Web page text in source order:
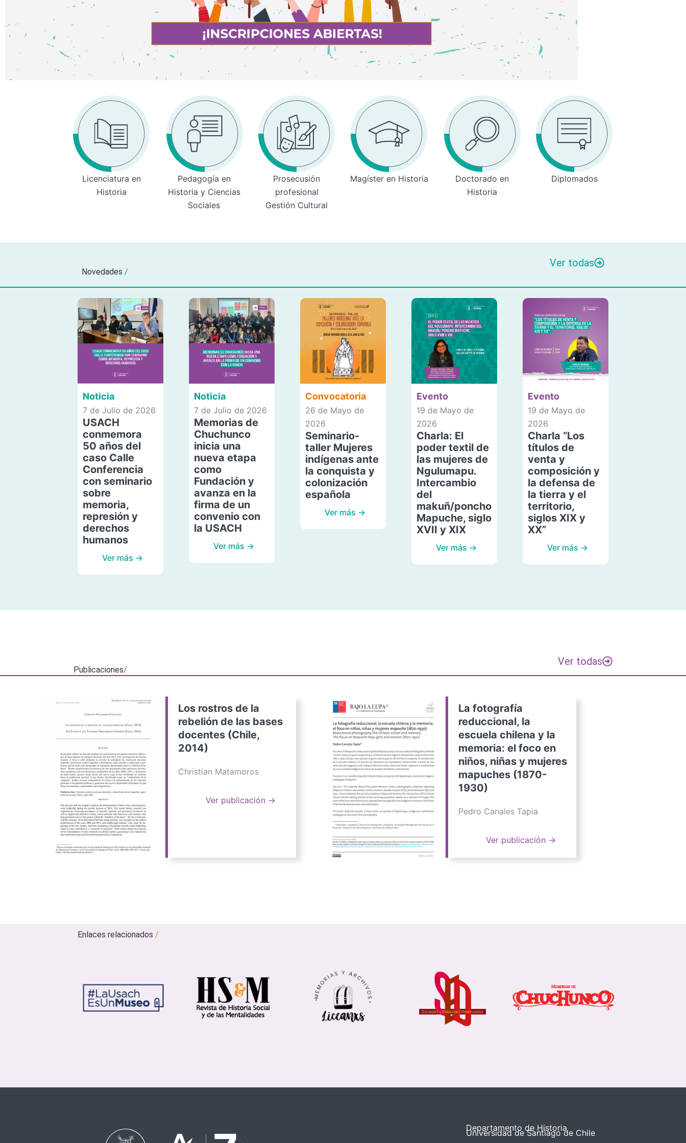
Licenciatura en
Historia
Pedagogía en
Historia y Ciencias
Sociales
Prosecusión
profesional
Gestión Cultural
Magíster en Historia
Doctorado en
Historia
Diplomados
Novedades /
Ver todas
Noticia
7 de Julio de 2026
USACH
conmemora
50 años del
caso Calle
Conferencia
con seminario
sobre
memoria,
represión y
derechos
humanos
Ver más →
Noticia
7 de Julio de 2026
Memorias de
Chuchunco
inicia una
nueva etapa
como
Fundación y
avanza en la
firma de un
convenio con
la USACH
Ver más →
Convocatoria
26 de Mayo de
2026
Seminario-
taller Mujeres
indígenas ante
la conquista y
colonización
española
Ver más →
Evento
19 de Mayo de
2026
Charla: El
poder textil de
las mujeres de
Ngulumapu.
Intercambio
del
makuñ/poncho
Mapuche, siglo
XVII y XIX
Ver más →
Evento
19 de Mayo de
2026
Charla “Los
títulos de
venta y
composición y
la defensa de
la tierra y el
territorio,
siglos XIX y
XX”
Ver más →
Publicaciones/
Ver todas
Los rostros de la
rebelión de las bases
docentes (Chile,
2014)
Christian Matamoros
Ver publicación →
La fotografía
reduccional, la
escuela chilena y la
memoria: el foco en
niños, niñas y mujeres
mapuches (1870-
1930)
Pedro Canales Tapia
Ver publicación →
Enlaces relacionados/
Departamento de Historia
Universidad de Santiago de Chile